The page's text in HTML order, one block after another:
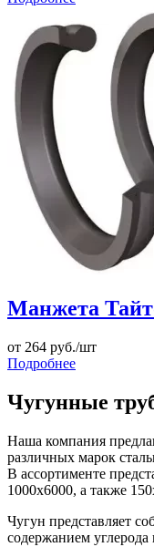
Манжета
от 264 руб./шт
Подробнее
Чугунные
Наша компания
различных марок
В ассортименте
1000х6000, а также
Чугун представляет
содержанием